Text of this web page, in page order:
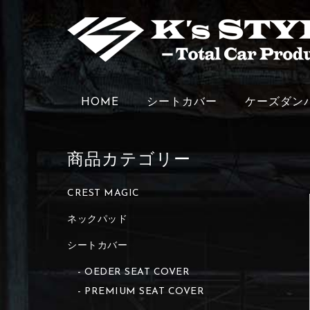
HOME シートカバー ケーズダン
商品カテゴリー
CREST MAGIC
ネックパッド
シートカバー
OEDER SEAT COVER
PREMIUM SEAT COVER